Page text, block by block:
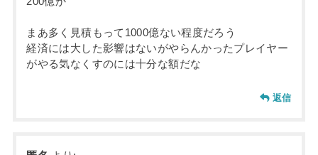
まあ多く見積もって1000億ない程度だろう
経済には大した影響はないがやらんかったプレイヤー
がやる気なくすのには十分な額だな
返信